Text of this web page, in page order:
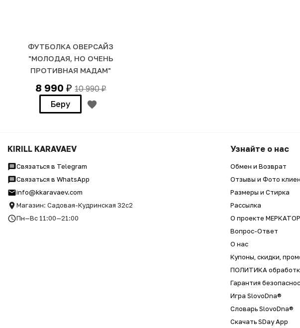
ФУТБОЛКА ОВЕРСАЙЗ
"МОЛОДАЯ, НО ОЧЕНЬ
ПРОТИВНАЯ МАДАМ"
8 990₽ 10 990₽
Беру
KIRILL KARAVAEV
Связаться в Telegram
Связаться в WhatsApp
info@kkaravaev.com
Магазин: Садовая-Кудринская 32с2
Пн—Вс 11:00—21:00
Узнайте о нас
Обмен и Возврат
Отзывы и Фото
Размеры и Стирка
Рассылка
О проекте МЕРКАТОР
Вопрос-Ответ
О нас
Купоны, скидки,
ПОЛИТИКА
Гарантия
Игра SlovoDna®
Словарь SlovoDna®
Скачать SDay App